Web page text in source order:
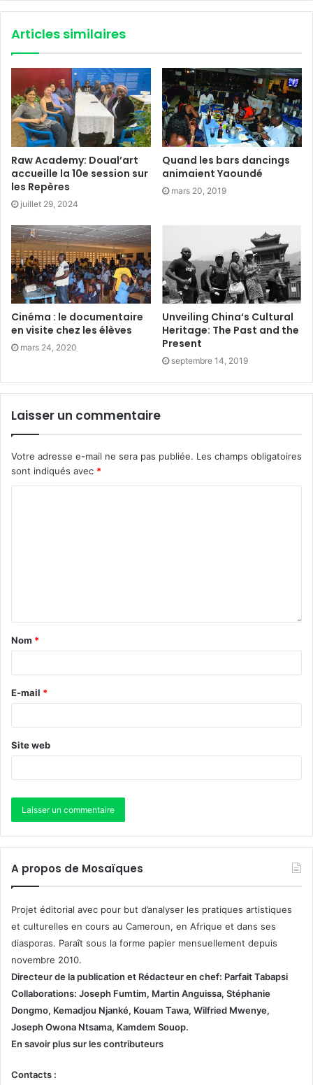
Articles similaires
Raw Academy: Doual’art
accueille la 10e session sur
les Repères
juillet 29, 2024
Quand les bars dancings
animaient Yaoundé
mars 20, 2019
Cinéma : le documentaire
en visite chez les élèves
mars 24, 2020
Unveiling China‘s Cultural
Heritage: The Past and the
Present
septembre 14, 2019
Laisser un commentaire
Votre adresse e-mail ne sera pas publiée. Les champs obligatoires
sont indiqués avec *
Nom *
E-mail *
Site web
A propos de Mosaïques
Projet éditorial avec pour but d’analyser les pratiques artistiques
et culturelles en cours au Cameroun, en Afrique et dans ses
diasporas. Paraît sous la forme papier mensuellement depuis
novembre 2010.
Directeur de la publication et Rédacteur en chef: Parfait Tabapsi
Collaborations: Joseph Fumtim, Martin Anguissa, Stéphanie
Dongmo, Kemadjou Njanké, Kouam Tawa, Wilfried Mwenye,
Joseph Owona Ntsama, Kamdem Souop.
En savoir plus sur les contributeurs
Contacts :